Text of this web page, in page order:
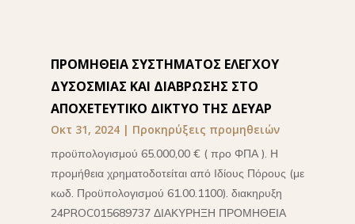
ΠΡΟΜΗΘΕΙΑ ΣΥΣΤΗΜΑΤΟΣ ΕΛΕΓΧΟΥ
ΔΥΣΟΣΜΙΑΣ ΚΑΙ ΔΙΑΒΡΩΣΗΣ ΣΤΟ
ΑΠΟΧΕΤΕΥΤΙΚΟ ΔΙΚΤΥΟ ΤΗΣ ΔΕΥΑΡ
Οκτ 31, 2024| Προκηρύξεις προμηθειών
προϋπολογισμού 65.000,00 € ( προ ΦΠΑ ). Η
προμήθεια χρηματοδοτείται από Ιδίους Πόρους (με
κωδ. Προϋπολογισμού 61.00.1100). διακηρυξη
24PROC015689737 ΔΙΑΚΥΡΗΞΗ ΠΡΟΜΗΘΕΙΑ